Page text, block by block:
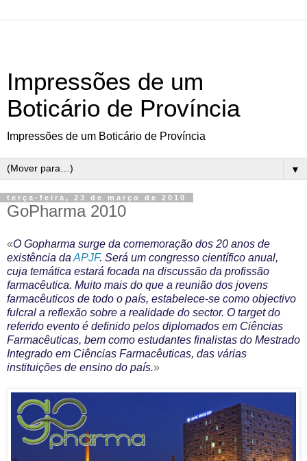
Impressões de um
Boticário de Província
Impressões de um Boticário de Província
▼
terça-feira, 23 de março de 2010
GoPharma 2010
«O Gopharma surge da comemoração dos 20 anos de
existência da APJF. Será um congresso científico anual,
cuja temática estará focada na discussão da profissão
farmacêutica. Muito mais do que a reunião dos jovens
farmacêuticos de todo o país, estabelece-se como objectivo
fulcral a reflexão sobre a realidade do sector. O target do
referido evento é definido pelos diplomados em Ciências
Farmacêuticas, bem como estudantes finalistas do Mestrado
Integrado em Ciências Farmacêuticas, das várias
instituições de ensino do país.»